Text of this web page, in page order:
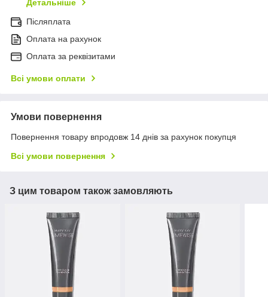
Детальніше
Післяплата
Оплата на рахунок
Оплата за реквізитами
Всі умови оплати
Умови повернення
Повернення товару впродовж 14 днів за рахунок покупця
Всі умови повернення
З цим товаром також замовляють